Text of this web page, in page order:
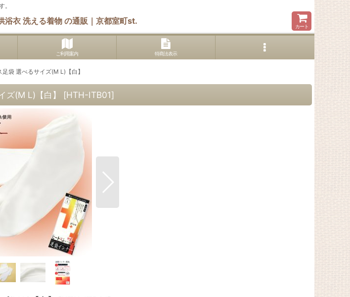
。
浴衣 洗える着物 の通販｜京都室町st.
カート
ご利用案内 特商法表示
袋 選べるサイズ(M L)【白】
(M L)【白】 [HTH-ITB01]